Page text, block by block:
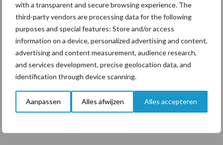
with a transparent and secure browsing experience. The
third-party vendors are processing data for the following
purposes and special features: Store and/or access
information on a device, personalized advertising and content,
advertising and content measurement, audience research,
and services development, precise geolocation data, and
identification through device scanning.
Aanpassen Alles afwijzen Alles accepteren
“Vraag naar praktische
hygieneoplossingen is in
Polen groter dan ooit”
Drie Franse bedrijven over
kilogram melk